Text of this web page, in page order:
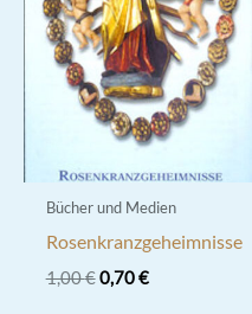
Bücher und Medien
Rosenkranzgeheimnisse
1,00€ Ursprünglicher
0,70€Aktueller